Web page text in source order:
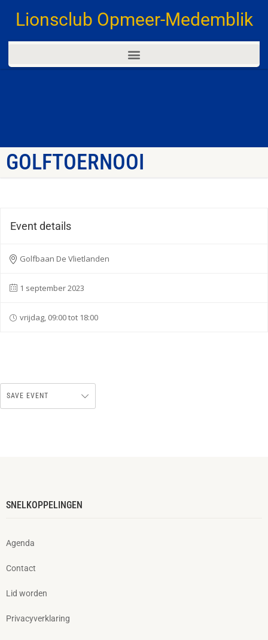
Lionsclub Opmeer-Medemblik
GOLFTOERNOOI
Event details
Golfbaan De Vlietlanden
1 september 2023
vrijdag, 09:00 tot 18:00
SAVE EVENT
SNELKOPPELINGEN
Agenda
Contact
Lid worden
Privacyverklaring